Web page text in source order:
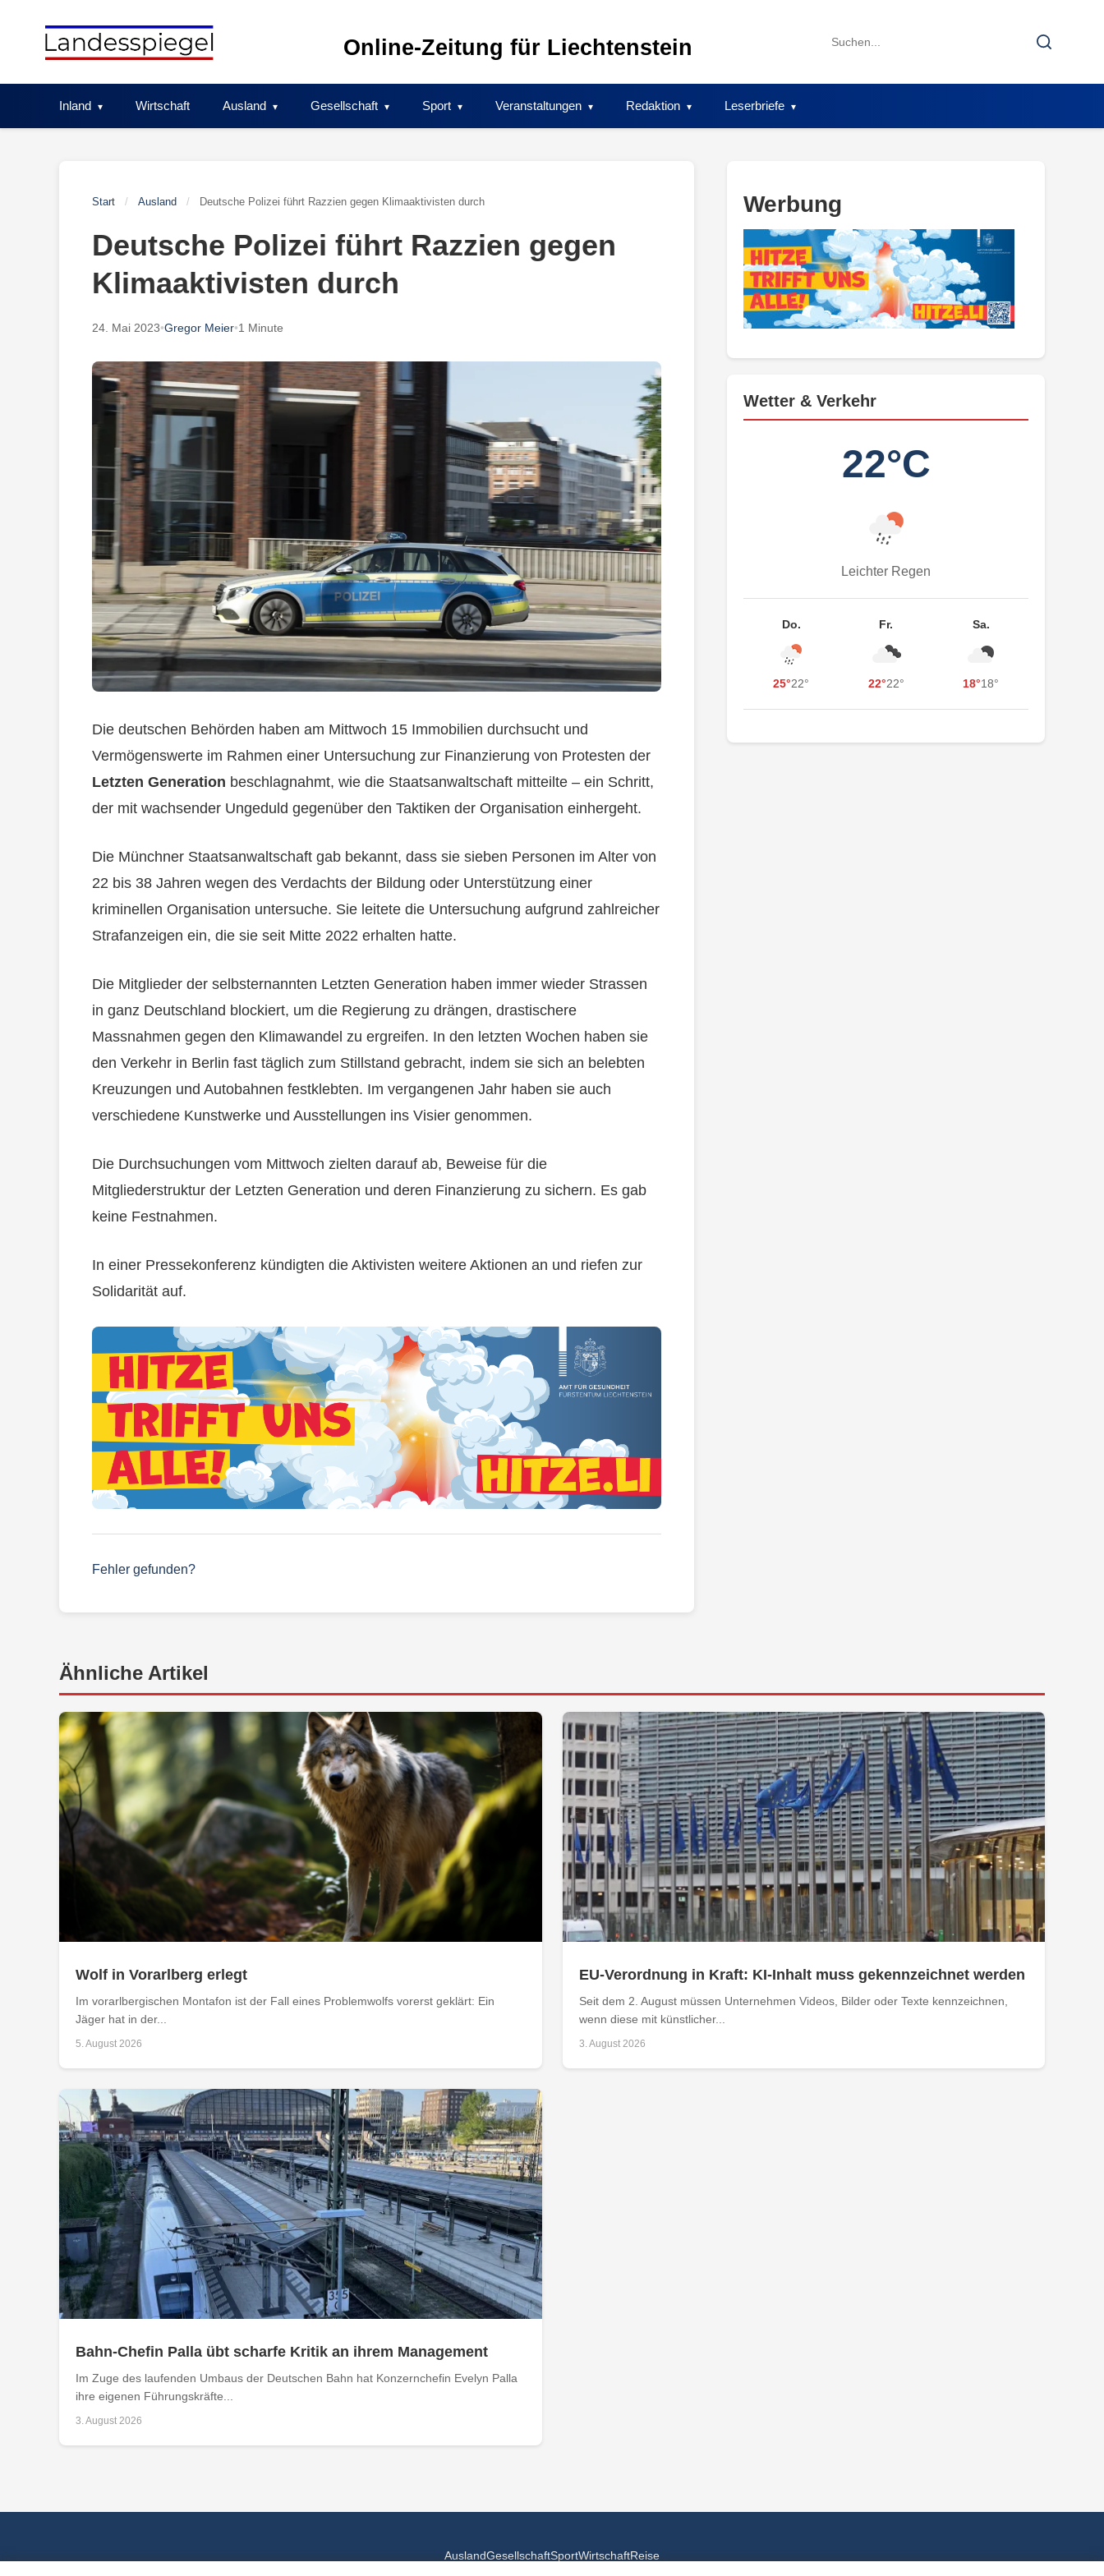
Online-Zeitung für Liechtenstein
Search
Search
Inland Wirtschaft Ausland Gesellschaft Sport Veranstaltungen Redaktion Leserbriefe
Start / Ausland / Deutsche Polizei führt Razzien gegen Klimaaktivisten durch
Deutsche Polizei führt Razzien gegen
Klimaaktivisten durch
24. Mai 2023•Gregor Meier•1 Minute
Die deutschen Behörden haben am Mittwoch 15 Immobilien durchsucht und
Vermögenswerte im Rahmen einer Untersuchung zur Finanzierung von Protesten der
Letzten Generation beschlagnahmt, wie die Staatsanwaltschaft mitteilte – ein Schritt,
der mit wachsender Ungeduld gegenüber den Taktiken der Organisation einhergeht.
Die Münchner Staatsanwaltschaft gab bekannt, dass sie sieben Personen im Alter von
22 bis 38 Jahren wegen des Verdachts der Bildung oder Unterstützung einer
kriminellen Organisation untersuche. Sie leitete die Untersuchung aufgrund zahlreicher
Strafanzeigen ein, die sie seit Mitte 2022 erhalten hatte.
Die Mitglieder der selbsternannten Letzten Generation haben immer wieder Strassen
in ganz Deutschland blockiert, um die Regierung zu drängen, drastischere
Massnahmen gegen den Klimawandel zu ergreifen. In den letzten Wochen haben sie
den Verkehr in Berlin fast täglich zum Stillstand gebracht, indem sie sich an belebten
Kreuzungen und Autobahnen festklebten. Im vergangenen Jahr haben sie auch
verschiedene Kunstwerke und Ausstellungen ins Visier genommen.
Die Durchsuchungen vom Mittwoch zielten darauf ab, Beweise für die
Mitgliederstruktur der Letzten Generation und deren Finanzierung zu sichern. Es gab
keine Festnahmen.
In einer Pressekonferenz kündigten die Aktivisten weitere Aktionen an und riefen zur
Solidarität auf.
Fehler gefunden?
Werbung
Wetter & Verkehr
22°C
Leichter Regen
Do.
25°22°
Fr.
22°22°
Sa.
18°18°
Ähnliche Artikel
Wolf in Vorarlberg erlegt
Im vorarlbergischen Montafon ist der Fall eines Problemwolfs vorerst geklärt: Ein
Jäger hat in der...
5. August 2026
EU-Verordnung in Kraft: KI-Inhalt muss gekennzeichnet werden
Seit dem 2. August müssen Unternehmen Videos, Bilder oder Texte kennzeichnen,
wenn diese mit künstlicher...
3. August 2026
Bahn-Chefin Palla übt scharfe Kritik an ihrem Management
Im Zuge des laufenden Umbaus der Deutschen Bahn hat Konzernchefin Evelyn Palla
ihre eigenen Führungskräfte...
3. August 2026
AuslandGesellschaftSportWirtschaftReise